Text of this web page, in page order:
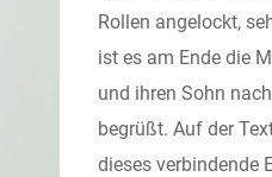
Rollen angelockt,
ist es am Ende die
und ihren Sohn
begrüßt. Auf der
dieses verbindende